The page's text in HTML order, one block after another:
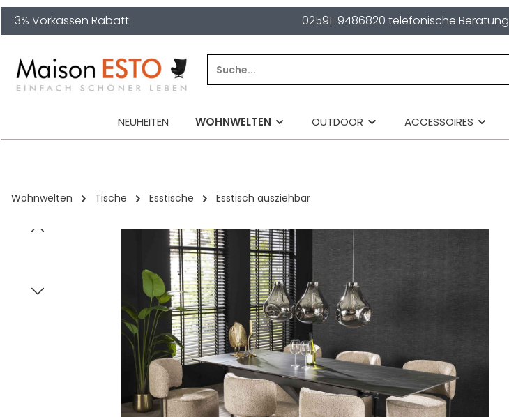
Zur Hauptnavigation springen
3% Vorkassen Rabatt 02591-9486820 telefonische Beratung
NEUHEITEN WOHNWELTEN OUTDOOR ACCESSOIRES
Wohnwelten Tische Esstische Esstisch ausziehbar
Bildergalerie überspringen